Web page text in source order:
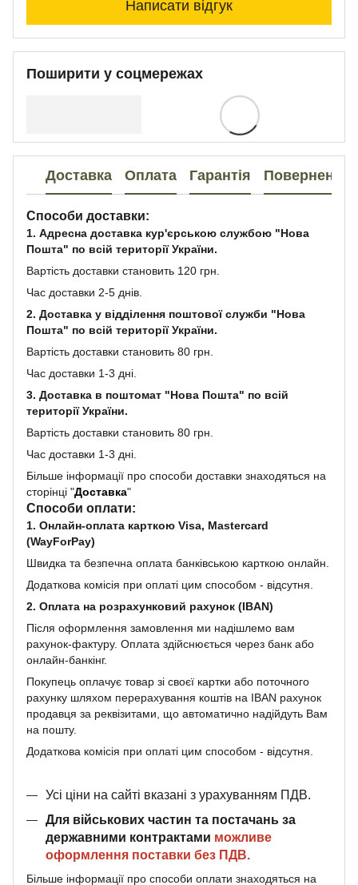
Написати відгук
Поширити у соцмережах
Доставка Оплата Гарантія Повернення
Способи доставки:
1. Адресна доставка кур'єрською службою "Нова
Пошта" по всій території України.
Вартість доставки становить 120 грн.
Час доставки 2-5 днів.
2. Доставка у відділення поштової служби "Нова
Пошта" по всій території України.
Вартість доставки становить 80 грн.
Час доставки 1-3 дні.
3. Доставка в поштомат "Нова Пошта" по всій
території України.
Вартість доставки становить 80 грн.
Час доставки 1-3 дні.
Більше інформації про способи доставки знаходяться на
сторінці "Доставка"
Способи оплати:
1. Онлайн-оплата карткою Visa, Mastercard
(WayForPay)
Швидка та безпечна оплата банківською карткою онлайн.
Додаткова комісія при оплаті цим способом - відсутня.
2. Оплата на розрахунковий рахунок (IBAN)
Після оформлення замовлення ми надішлемо вам
рахунок-фактуру. Оплата здійснюється через банк або
онлайн-банкінг.
Покупець оплачує товар зі своєї картки або поточного
рахунку шляхом перерахування коштів на IBAN рахунок
продавця за реквізитами, що автоматично надійдуть Вам
на пошту.
Додаткова комісія при оплаті цим способом - відсутня.
Усі ціни на сайті вказані з урахуванням ПДВ.
Для військових частин та постачань за
державними контрактами можливе
оформлення поставки без ПДВ.
Більше інформації про способи оплати знаходяться на